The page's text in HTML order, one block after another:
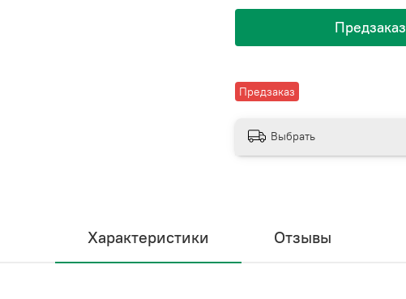
Предзаказ
Предзаказ
Выбрать
Характеристики Отзывы